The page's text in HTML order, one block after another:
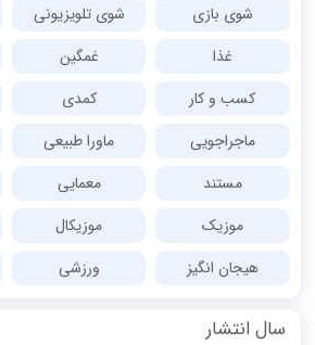
شوی بازی
شوی تلویزیونی
غذا
غمگین
کسب و کار
کمدی
ماجراجویی
ماورا طبیعی
مستند
معمایی
موزیک
موزیکال
هیجان انگیز
ورزشی
سال انتشار